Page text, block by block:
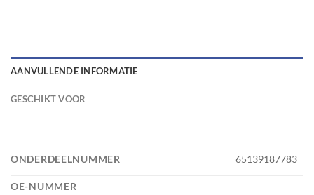
AANVULLENDE INFORMATIE
GESCHIKT VOOR
ONDERDEELNUMMER 65139187783
OE-NUMMER